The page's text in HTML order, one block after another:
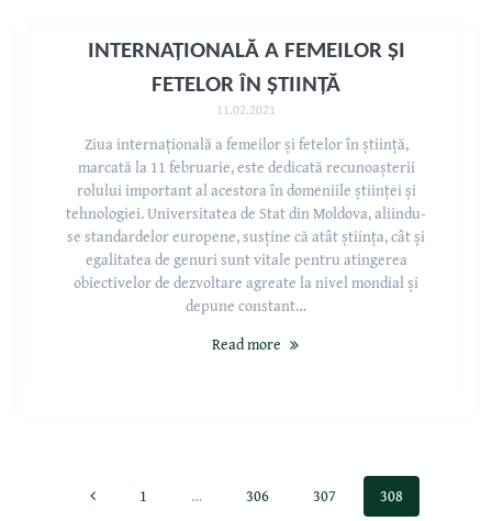
INTERNAȚIONALĂ A FEMEILOR ȘI
FETELOR ÎN ȘTIINȚĂ
11.02.2021
Ziua internațională a femeilor și fetelor în știință,
marcată la 11 februarie, este dedicată recunoașterii
rolului important al acestora în domeniile științei și
tehnologiei. Universitatea de Stat din Moldova, aliindu-
se standardelor europene, susține că atât știința, cât și
egalitatea de genuri sunt vitale pentru atingerea
obiectivelor de dezvoltare agreate la nivel mondial și
depune constant…
Read more
1 … 306 307 308